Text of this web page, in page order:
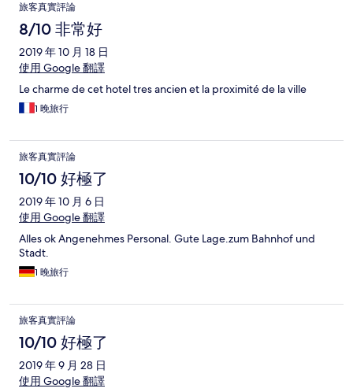
旅客真實評論
8/10 非常好
2019 年 10 月 18 日
使用 Google 翻譯
Le charme de cet hotel tres ancien et la proximité de la ville
1 晚旅行
旅客真實評論
10/10 好極了
2019 年 10 月 6 日
使用 Google 翻譯
Alles ok Angenehmes Personal. Gute Lage.zum Bahnhof und
Stadt.
1 晚旅行
旅客真實評論
10/10 好極了
2019 年 9 月 28 日
使用 Google 翻譯